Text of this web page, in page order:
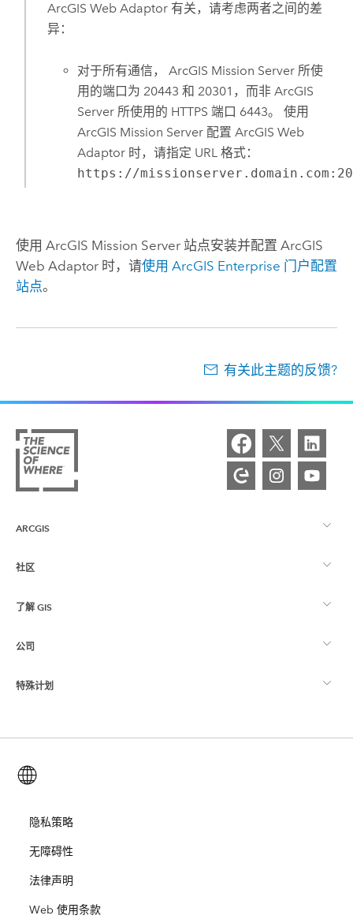
ArcGIS Web Adaptor有关，请考虑两者之间的差
异：
对于所有通信， ArcGIS Mission Server 所使
用的端口为 20443 和 20301，而非ArcGIS
Server 所使用的 HTTPS 端口 6443。 使用
ArcGIS Mission Server 配置ArcGIS Web
Adaptor 时，请指定 URL 格式：
https://
使用 ArcGIS Mission Server站点安装并配置 ArcGIS
Web Adaptor时，请使用 ArcGIS Enterprise 门户配置
站点。
有关此主题的反馈?
ARCGIS
ArcGIS 概览
制图
Esri Store
社区
Esri 社区
ArcGIS 博客
Esri 年轻专家关系网
活动
了解 GIS
什么是 GIS？
位置智能
培训
ArcUser
ArcNews
Esri Press
公司
关于 Esri
招贤纳士
开放视野
业务行为准则
特殊计划
ArcGIS for Student Use
保护
教育
隐私策略
无障碍性
法律声明
Web 使用条款